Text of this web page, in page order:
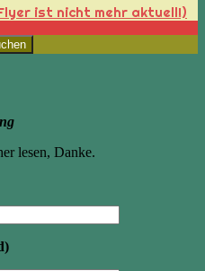
ist nicht mehr aktuell!)
lesen, Danke.